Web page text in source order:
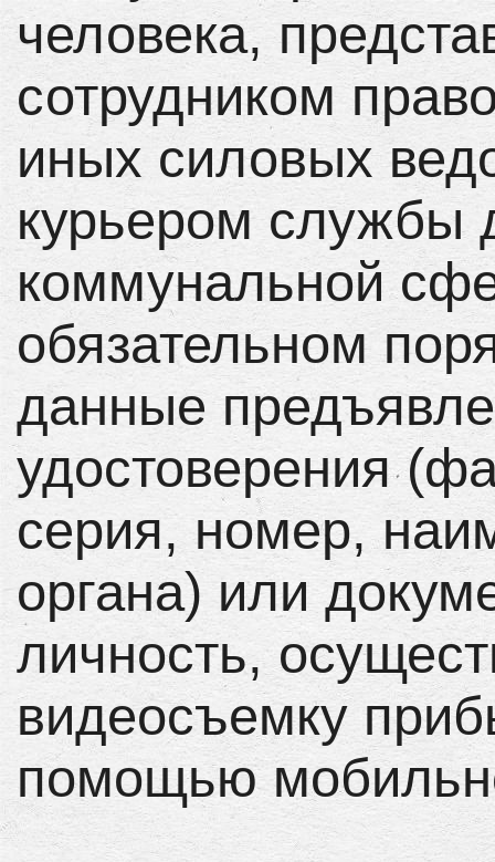
человека,
сотрудником
иных силовых
курьером службы
коммунальной
обязательном
данные
удостоверения
серия, номер,
органа) или
личность,
видеосъемку
помощью